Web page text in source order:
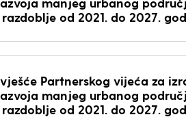
od 2021. do 2027.
Partnerskog vijeća za
manjeg urbanog
od 2021. do 2027.